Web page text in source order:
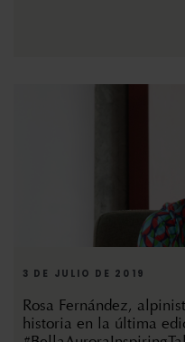
3 DE JULIO DE 2019
Rosa Fernández,
historia en la última